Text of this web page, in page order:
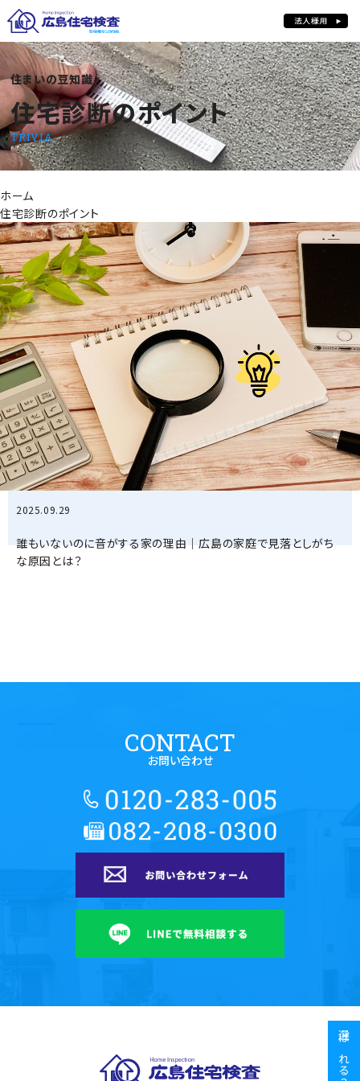
住宅診断のポイント
住まいの豆知識
住宅診断のポイント
TRIVIA
ホーム
住宅診断のポイント
2025.09.29
誰もいないのに音がする家の理由｜広島の家庭で見落としがち
な原因とは？
CONTACT
お問い合わせ
広島住宅検査